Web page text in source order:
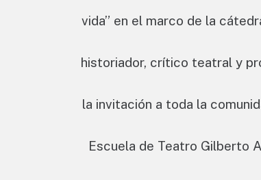
vida” en el marco de la
historiador, crítico teatral y
la invitación a toda la
Escuela de Teatro Gilberto